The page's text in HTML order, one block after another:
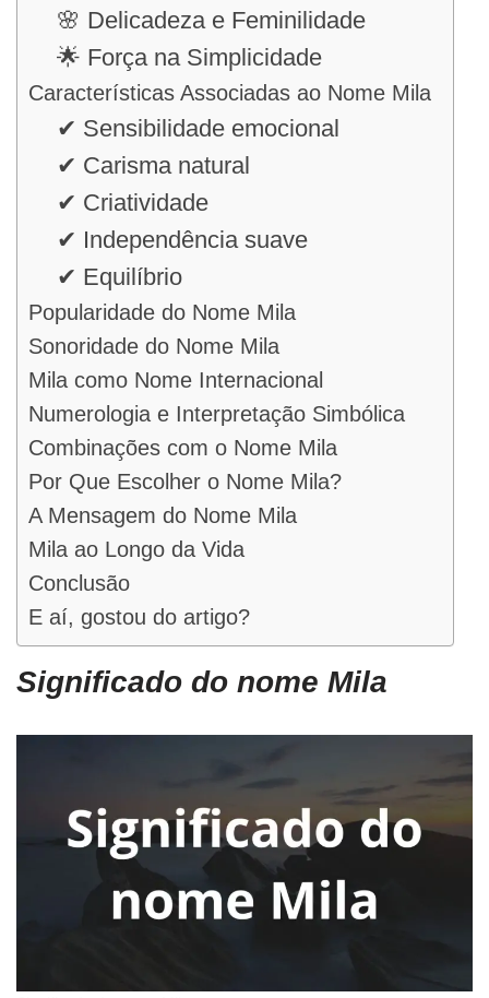
🌸 Delicadeza e Feminilidade
🌟 Força na Simplicidade
Características Associadas ao Nome Mila
✔ Sensibilidade emocional
✔ Carisma natural
✔ Criatividade
✔ Independência suave
✔ Equilíbrio
Popularidade do Nome Mila
Sonoridade do Nome Mila
Mila como Nome Internacional
Numerologia e Interpretação Simbólica
Combinações com o Nome Mila
Por Que Escolher o Nome Mila?
A Mensagem do Nome Mila
Mila ao Longo da Vida
Conclusão
E aí, gostou do artigo?
Significado do nome Mila